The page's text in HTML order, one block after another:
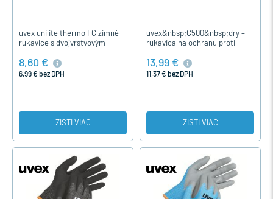
uvex unilite thermo FC zimné
rukavice s dvojvrstvovým
vysoká flexibilita povrchovej
úpravy veľmi dobrá…
8,60 €
6,99 € bez DPH
ZISTI VIAC
uvex&nbsp;C500&nbsp;dry –
rukavica na ochranu proti
s&nbsp;protišmykovou
úpravou Modelový rad
13,99 €
11,37 € bez DPH
ZISTI VIAC